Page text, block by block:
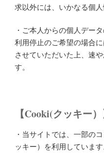
求以外には、いかなる個
・ご本人からの個人デー
利用停止のご希望の場合
させていただいた上、速
す。
【Cooki(クッキー）
・当サイトでは、一部の
ッキー）を利用しています